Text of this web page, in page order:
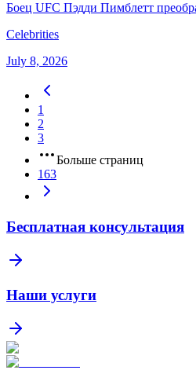
Боец UFC Пэдди Пимблетт
Celebrities
July 8, 2026
1
2
3
Больше страниц
163
Бесплатная консультация
Наши услуги